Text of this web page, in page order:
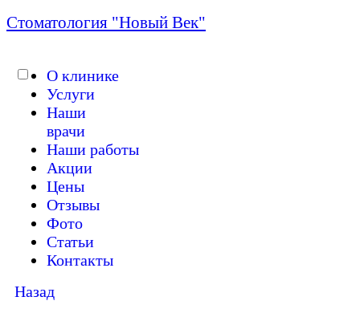
Стоматология "Новый Век"
О клинике
Услуги
Наши
врачи
Наши работы
Акции
Цены
Отзывы
Фото
Статьи
Контакты
Назад